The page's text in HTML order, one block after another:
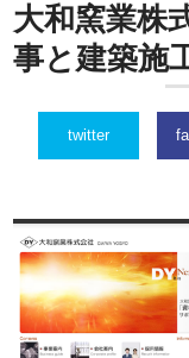
大和窯業株
事と建築施
twitter